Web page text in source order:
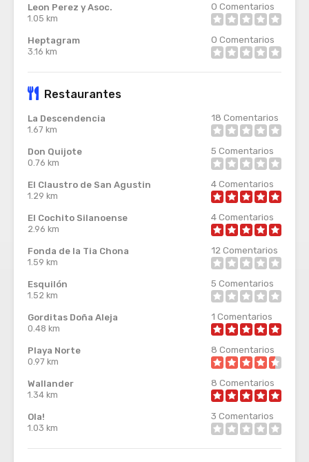
Leon Perez y Asoc.
1.05 km
0 Comentarios
Heptagram
3.16 km
0 Comentarios
Restaurantes
La Descendencia
1.67 km
18 Comentarios
Don Quijote
0.76 km
5 Comentarios
El Claustro de San Agustin
1.29 km
4Comentarios
El Cochito Silanoense
2.96 km
4Comentarios
Fonda de la Tia Chona
1.59 km
12Comentarios
Esquilón
1.52 km
5 Comentarios
Gorditas Doña Aleja
0.48 km
1 Comentarios
Playa Norte
0.97 km
8 Comentarios
Wallander
1.34 km
8 Comentarios
Ola!
1.03 km
3 Comentarios